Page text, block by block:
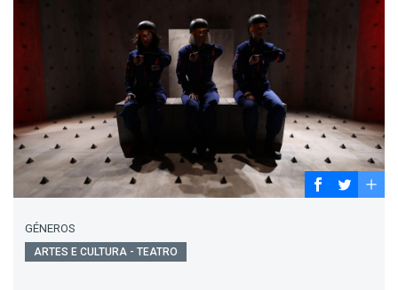
GÉNEROS
ARTES E CULTURA - TEATRO